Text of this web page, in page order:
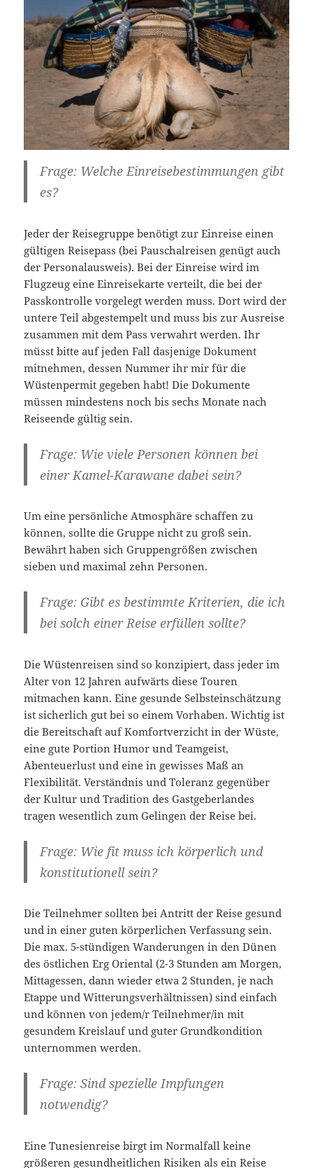
Frage: Welche Einreisebestimmungen gibt
es?
Jeder der Reisegruppe benötigt zur Einreise einen
gültigen Reisepass (bei Pauschalreisen genügt auch
der Personalausweis). Bei der Einreise wird im
Flugzeug eine Einreisekarte verteilt, die bei der
Passkontrolle vorgelegt werden muss. Dort wird der
untere Teil abgestempelt und muss bis zur Ausreise
zusammen mit dem Pass verwahrt werden. Ihr
müsst bitte auf jeden Fall dasjenige Dokument
mitnehmen, dessen Nummer ihr mir für die
Wüstenpermit gegeben habt! Die Dokumente
müssen mindestens noch bis sechs Monate nach
Reiseende gültig sein.
Frage: Wie viele Personen können bei
einer Kamel-Karawane dabei sein?
Um eine persönliche Atmosphäre schaffen zu
können, sollte die Gruppe nicht zu groß sein.
Bewährt haben sich Gruppengrößen zwischen
sieben und maximal zehn Personen.
Frage: Gibt es bestimmte Kriterien, die ich
bei solch einer Reise erfüllen sollte?
Die Wüstenreisen sind so konzipiert, dass jeder im
Alter von 12 Jahren aufwärts diese Touren
mitmachen kann. Eine gesunde Selbsteinschätzung
ist sicherlich gut bei so einem Vorhaben. Wichtig ist
die Bereitschaft auf Komfortverzicht in der Wüste,
eine gute Portion Humor und Teamgeist,
Abenteuerlust und eine in gewisses Maß an
Flexibilität. Verständnis und Toleranz gegenüber
der Kultur und Tradition des Gastgeberlandes
tragen wesentlich zum Gelingen der Reise bei.
Frage: Wie fit muss ich körperlich und
konstitutionell sein?
Die Teilnehmer sollten bei Antritt der Reise gesund
und in einer guten körperlichen Verfassung sein.
Die max. 5-stündigen Wanderungen in den Dünen
des östlichen Erg Oriental (2-3 Stunden am Morgen,
Mittagessen, dann wieder etwa 2 Stunden, je nach
Etappe und Witterungsverhältnissen) sind einfach
und können von jedem/r Teilnehmer/in mit
gesundem Kreislauf und guter Grundkondition
unternommen werden.
Frage: Sind spezielle Impfungen
notwendig?
Eine Tunesienreise birgt im Normalfall keine
größeren gesundheitlichen Risiken als ein Reise